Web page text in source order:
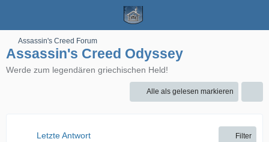
Assassin's Creed Forum
Assassin's Creed Odyssey
Werde zum legendären griechischen Held!
Alle als gelesen markieren
Letzte Antwort Filter